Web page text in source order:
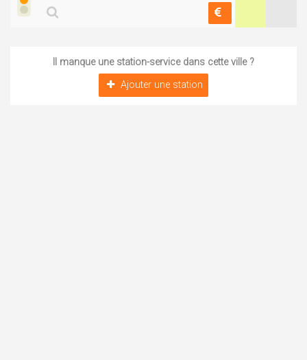
Il manque une station-service dans cette ville ?
Ajouter une station